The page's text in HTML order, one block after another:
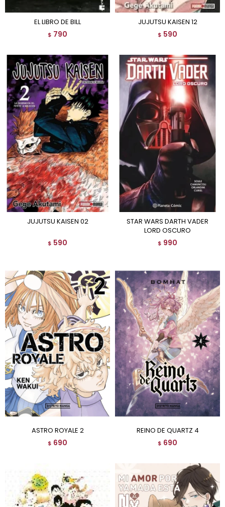
EL LIBRO DE BILL
$ 790
JUJUTSU KAISEN 12
$ 590
JUJUTSU KAISEN 02
$ 590
STAR WARS DARTH VADER
LORD OSCURO
$ 990
ASTRO ROYALE 2
$ 690
REINO DE QUARTZ 4
$ 690